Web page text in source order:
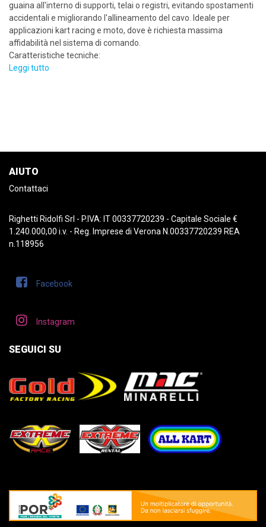
guaina all'interno di supporti, telai o registri, evitando spostamenti
accidentali e migliorando l'allineamento del cavo. Ideale per
applicazioni kart racing e moto, dove è richiesta massima
affidabilità nel sistema di comando.
Caratteristiche tecniche:
Leggi tutto
AIUTO
Contattaci
Righetti Ridolfi Srl - P.IVA: IT 00337720239 - Capitale Sociale €
1.240.000,00 i.v. - Reg. Imprese di Verona N.00337720239 REA
n.118956
Facebook
Instagram
SEGUICI SU